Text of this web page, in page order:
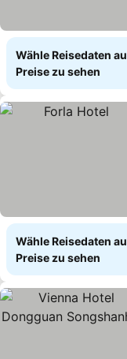
Wähle Reisedaten
Preise zu sehen
Wähle Reisedaten
Preise zu sehen